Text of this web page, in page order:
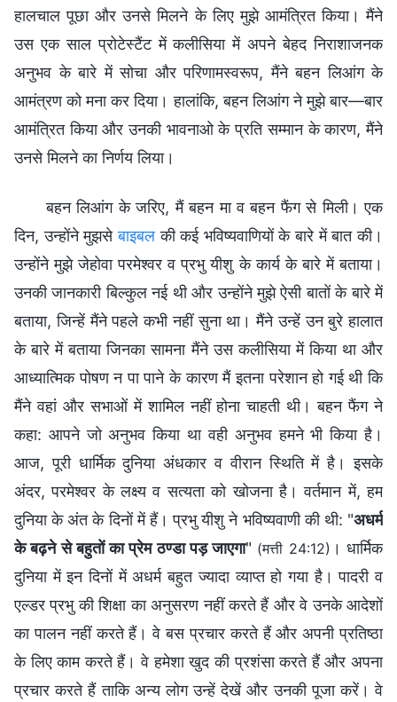
हालचाल पूछा और उनसे मिलने के लिए मुझे आमंत्रित किया। मैंने
उस एक साल प्रोटेस्टैंट में कलीसिया में अपने बेहद निराशाजनक
अनुभव के बारे में सोचा और परिणामस्वरूप, मैंने बहन लिआंग के
आमंत्रण को मना कर दिया। हालांकि, बहन लिआंग ने मुझे बार—बार
आमंत्रित किया और उनकी भावनाओ के प्रति सम्मान के कारण, मैंने
उनसे मिलने का निर्णय लिया।
बहन लिआंग के जरिए, मैं बहन मा व बहन फैंग से मिली। एक
दिन, उन्होंने मुझसेबाइबलकी कई भविष्यवाणियों के बारे में बात की।
उन्होंने मुझे जेहोवा परमेश्वर व प्रभु यीशु के कार्य के बारे में बताया।
उनकी जानकारी बिल्कुल नई थी और उन्होंने मुझे ऐसी बातों के बारे में
बताया, जिन्हें मैंने पहले कभी नहीं सुना था। मैंने उन्हें उन बुरे हालात
के बारे में बताया जिनका सामना मैंने उस कलीसिया में किया था और
आध्यात्मिक पोषण न पा पाने के कारण मैं इतना परेशान हो गई थी कि
मैंने वहां और सभाओं में शामिल नहीं होना चाहती थी। बहन फैंग ने
कहा: आपने जो अनुभव किया था वही अनुभव हमने भी किया है।
आज, पूरी धार्मिक दुनिया अंधकार व वीरान स्थिति में है। इसके
अंदर, परमेश्वर के लक्ष्य व सत्यता को खोजना है। वर्तमान में, हम
दुनिया के अंत के दिनों में हैं। प्रभु यीशु ने भविष्यवाणी की थी: "अधर्म
के बढ़ने से बहुतों का प्रेम ठण्डा पड़ जाएगा" (मत्ती 24:12) । धार्मिक
दुनिया में इन दिनों में अधर्म बहुत ज्यादा व्याप्त हो गया है। पादरी व
एल्डर प्रभु की शिक्षा का अनुसरण नहीं करते हैं और वे उनके आदेशों
का पालन नहीं करते हैं। वे बस प्रचार करते हैं और अपनी प्रतिष्ठा
के लिए काम करते हैं। वे हमेशा खुद की प्रशंसा करते हैं और अपना
प्रचार करते हैं ताकि अन्य लोग उन्हें देखें और उनकी पूजा करें। वे